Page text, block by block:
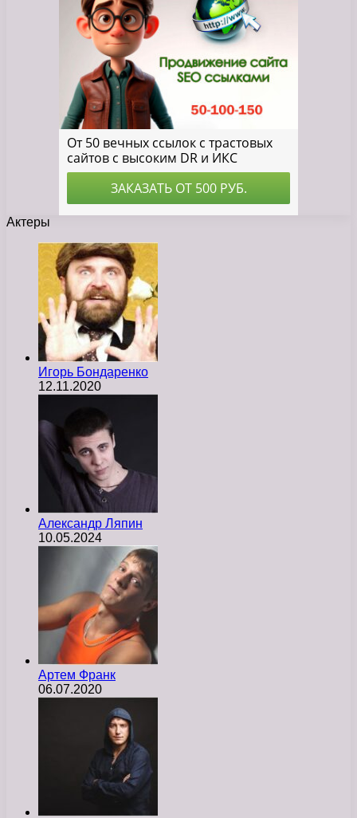
Актеры
Игорь Бондаренко
12.11.2020
Александр Ляпин
10.05.2024
Артем Франк
06.07.2020